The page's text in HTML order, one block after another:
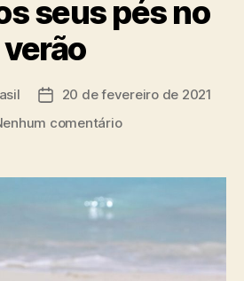
seus pés no
verão
Data20 de fevereiro de 2021
comentárioem
seus
verão